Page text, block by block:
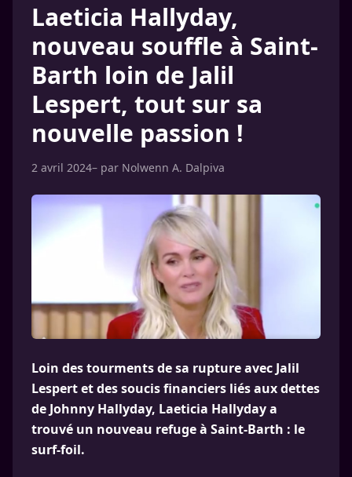
Laeticia Hallyday,
nouveau souffle à Saint-
Barth loin de Jalil
Lespert, tout sur sa
nouvelle passion !
2 avril 2024– par Nolwenn A. Dalpiva
Loin des tourments de sa rupture avec Jalil
Lespert et des soucis financiers liés aux dettes
de Johnny Hallyday, Laeticia Hallyday a
trouvé un nouveau refuge à Saint-Barth : le
surf-foil.